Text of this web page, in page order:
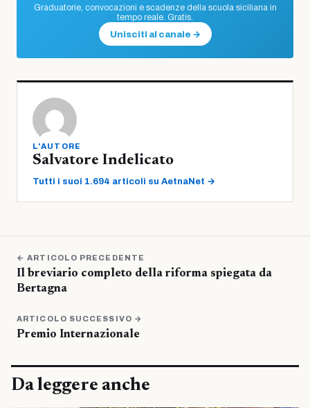
Graduatorie, convocazioni e scadenze della scuola siciliana in
tempo reale. Gratis.
Unisciti al canale →
L'AUTORE
Salvatore Indelicato
Tutti i suoi 1.694 articoli su AetnaNet →
← ARTICOLO PRECEDENTE
Il breviario completo della riforma spiegata da
Bertagna
ARTICOLO SUCCESSIVO →
Premio Internazionale
Da leggere anche